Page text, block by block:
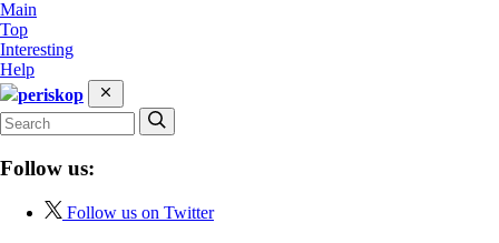
Main
Top
Interesting
Help
periskop
Follow us:
Follow us on Twitter